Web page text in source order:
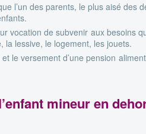
l’un des parents, le plus aisé des
vocation de subvenir aux besoins
la lessive, le logement, les jouets.
le versement d’une pension
mineur en